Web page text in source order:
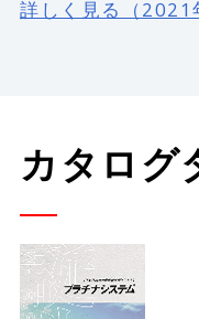
詳しく見る（2021
カタログ